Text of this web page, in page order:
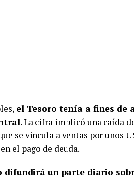
el Tesoro tenía a fines de
. La cifra implicó una caída
se vincula a ventas por unos
el pago de deuda.
difundirá un parte diario